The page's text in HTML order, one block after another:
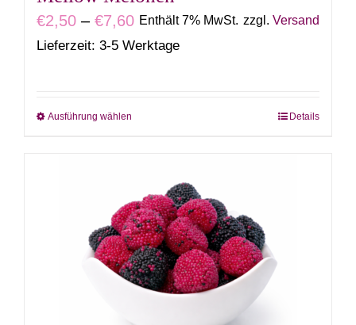
werden
€2,50 – €7,60Preisspanne:
€2,50
Enthält 7% MwSt. zzgl. Versand
Lieferzeit: 3-5 Werktage
Ausführung wählen
mehrere
Varianten
auf.
Die
Optionen
Details